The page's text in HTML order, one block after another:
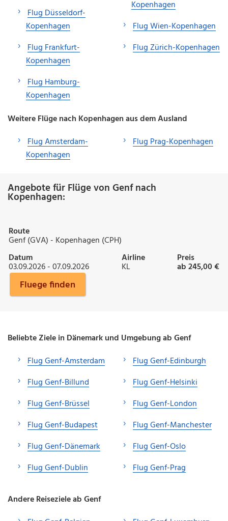
Flug Düsseldorf-
Kopenhagen
Flug Frankfurt-
Kopenhagen
Flug Hamburg-
Kopenhagen
Kopenhagen
Flug Wien-Kopenhagen
Flug Zürich-Kopenhagen
Weitere Flüge nach Kopenhagen aus dem Ausland
Flug Amsterdam-
Kopenhagen
Flug Prag-Kopenhagen
Angebote für Flüge von Genf nach
Kopenhagen:
Route
Genf (GVA) - Kopenhagen (CPH)
Datum
03.09.2026 - 07.09.2026
Airline
KL
Preis
ab 245,00 €
Fluege finden
Beliebte Ziele in Dänemark und Umgebung ab Genf
Flug Genf-Amsterdam
Flug Genf-Billund
Flug Genf-Brüssel
Flug Genf-Budapest
Flug Genf-Dänemark
Flug Genf-Dublin
Flug Genf-Edinburgh
Flug Genf-Helsinki
Flug Genf-London
Flug Genf-Manchester
Flug Genf-Oslo
Flug Genf-Prag
Andere Reiseziele ab Genf